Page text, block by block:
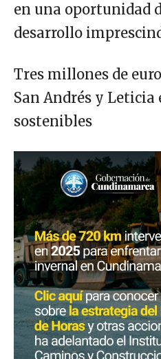
en una oportunidad
desarrollo
Tres millones de
San Andrés y Leticia
sostenibles